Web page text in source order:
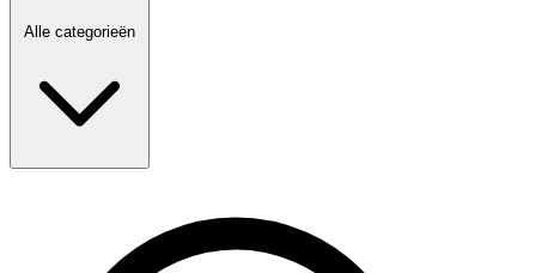
Alle categorieën